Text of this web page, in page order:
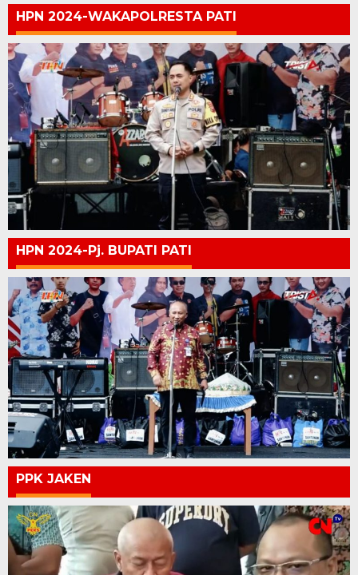
HPN 2024-WAKAPOLRESTA PATI
HPN 2024-Pj. BUPATI PATI
PPK JAKEN